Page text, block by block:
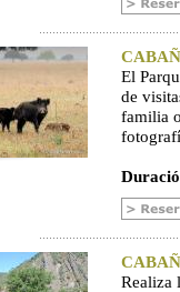
El
de
familia
Realiza